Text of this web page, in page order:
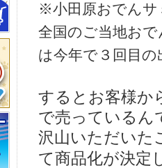
※小田原おでんサ
全国のご当地お
は今年で３回目の
するとお客様か
で売っているん
沢山いただいた
て商品化が決定